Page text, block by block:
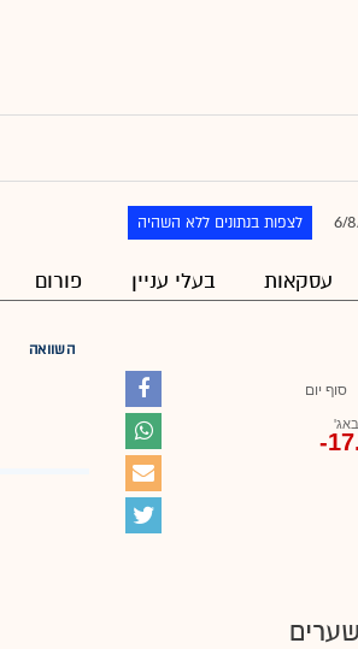
6/ לצפות בנתונים ללא השהיה
עסקאות בעלי עניין פורום
סוף יום
באג'
-
השוואה
שערים